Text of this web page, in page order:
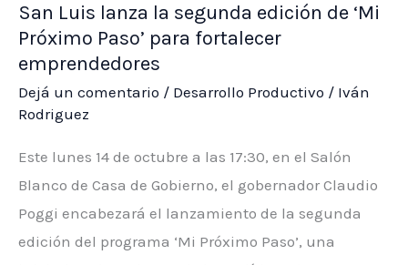
noviembre
habrá
una
Expo
Frutihortícola
Gastronómica
San Luis lanza la segunda edición de ‘Mi
Próximo Paso’ para fortalecer
emprendedores
Dejá un comentario / Desarrollo Productivo / Iván
Rodriguez
Este lunes 14 de octubre a las 17:30, en el Salón
Blanco de Casa de Gobierno, el gobernador Claudio
Poggi encabezará el lanzamiento de la segunda
edición del programa ‘Mi Próximo Paso’, una